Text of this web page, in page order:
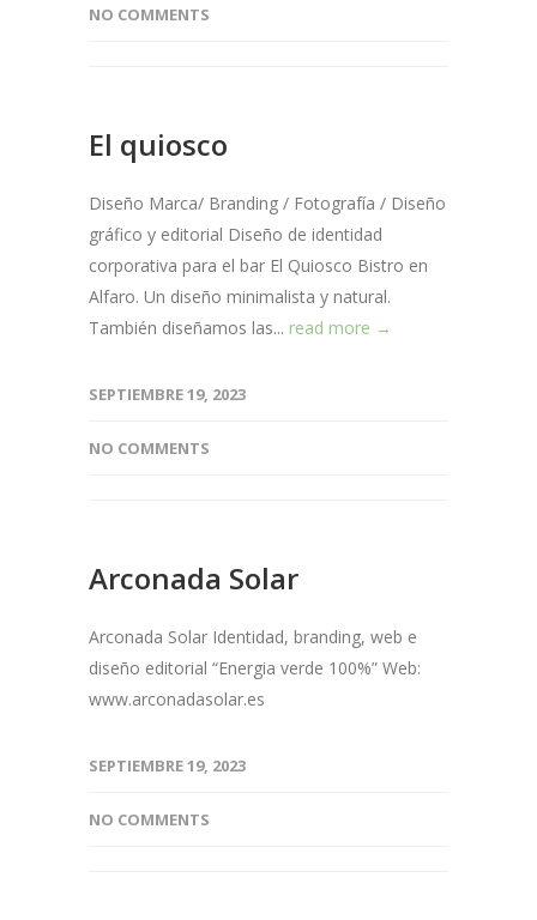
NO COMMENTS
El quiosco
Diseño Marca/ Branding / Fotografía / Diseño
gráfico y editorial Diseño de identidad
corporativa para el bar El Quiosco Bistro en
Alfaro. Un diseño minimalista y natural.
También diseñamos las... read more →
SEPTIEMBRE 19, 2023
NO COMMENTS
Arconada Solar
Arconada Solar Identidad, branding, web e
diseño editorial “Energia verde 100%” Web:
www.arconadasolar.es
SEPTIEMBRE 19, 2023
NO COMMENTS